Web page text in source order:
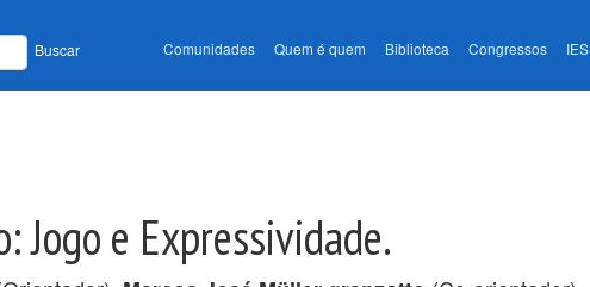
Buscar Comunidades Quem é quem Biblioteca Congressos IES
Jogo e Expressividade.